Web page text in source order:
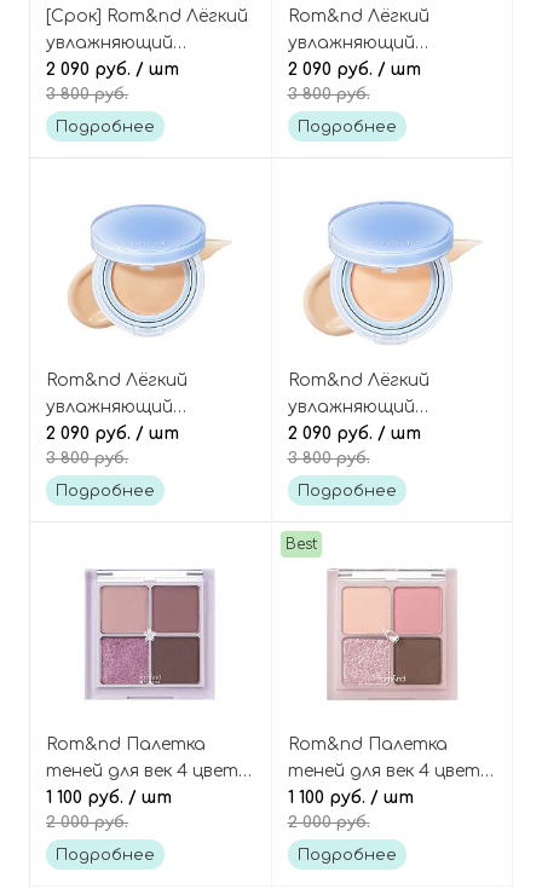
[Срок] Rom&nd Лёгкий
увлажняющий
тональный кушон,
оттенок 02 Pure 21,
Bare Water Cushion
2 090 руб. / шт
3 800 руб.
Подробнее
Rom&nd Лёгкий
увлажняющий
тональный кушон,
оттенок 01 Porcelain
17, Bare Water Cushion
2 090 руб. / шт
3 800 руб.
Подробнее
Rom&nd Лёгкий
увлажняющий
тональный кушон,
оттенок 04 Beige 23,
Bare Water Cushion
2 090 руб. / шт
3 800 руб.
Подробнее
Rom&nd Лёгкий
увлажняющий
тональный кушон,
оттенок 03 Natural 21,
Bare Water Cushion
2 090 руб. / шт
3 800 руб.
Подробнее
Rom&nd Палетка
теней для век 4 цвета,
оттенок N02 Dry
Violet, Better Than Eyes
Palette
1 100 руб. / шт
2 000 руб.
Подробнее
Best
Rom&nd Палетка
теней для век 4 цвета,
оттенок W03 Dry
Strawberry, Better Than
Eyes Palette
1 100 руб. / шт
2 000 руб.
Подробнее